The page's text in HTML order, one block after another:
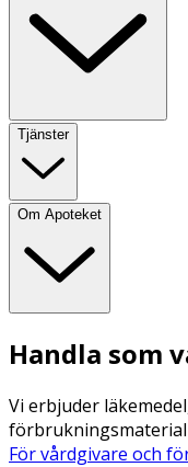
Tjänster
Om Apoteket
Handla som
Vi erbjuder
För vårdgivare och